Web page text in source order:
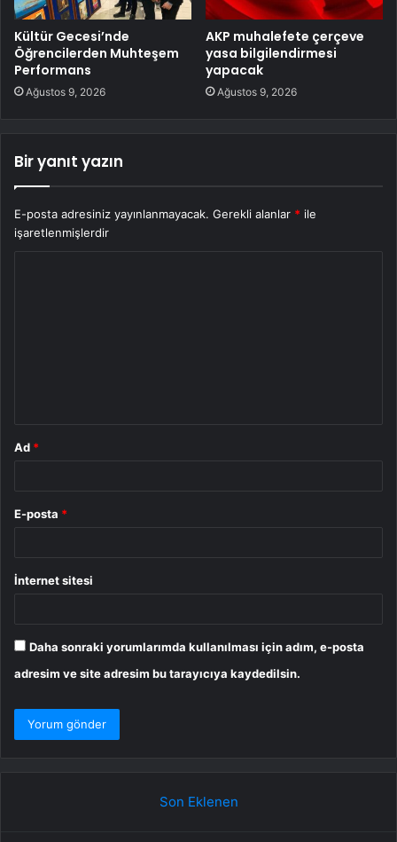
Kültür Gecesi’nde
Öğrencilerden Muhteşem
Performans
Ağustos 9, 2026
AKP muhalefete çerçeve
yasa bilgilendirmesi
yapacak
Ağustos 9, 2026
Bir yanıt yazın
E-posta adresiniz yayınlanmayacak. Gerekli alanlar * ile
işaretlenmişlerdir
Ad *
E-posta *
İnternet sitesi
Daha sonraki yorumlarımda kullanılması için adım, e-posta
adresim ve site adresim bu tarayıcıya kaydedilsin.
Son Eklenen